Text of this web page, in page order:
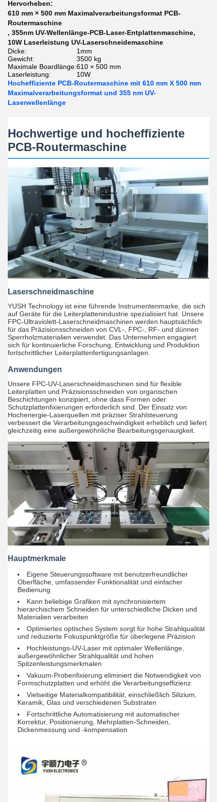
Hervorheben:
610 mm × 500 mm Maximalverarbeitungsformat PCB-
Routermaschine
, 355nm UV-Wellenlänge-PCB-Laser-Entplattenmaschine,
10W Laserleistung UV-Laserschneidemaschine
Dicke:
1mm
Gewicht:
3500 kg
Maximale Boardlänge:610 × 500 mm
Laserleistung:
10W
Hocheffiziente PCB-Routermaschine mit 610 mm X 500 mm
Maximalverarbeitungsformat und 355 nm UV-
Laserwellenlänge
Hochwertige und hocheffiziente
PCB-Routermaschine
Laserschneidmaschine
YUSH Technology ist eine führende Instrumentenmarke, die sich
auf Geräte für die Leiterplattenindustrie spezialisiert hat. Unsere
FPC-Ultraviolett-Laserschneidmaschinen werden hauptsächlich
für das Präzisionsschneiden von CVL-, FPC-, RF- und dünnen
Sperrholzmaterialien verwendet. Das Unternehmen engagiert
sich für kontinuierliche Forschung, Entwicklung und Produktion
fortschrittlicher Leiterplattenfertigungsanlagen.
Anwendungen
Unsere FPC-UV-Laserschneidmaschinen sind für flexible
Leiterplatten und Präzisionsschneiden von organischen
Beschichtungen konzipiert, ohne dass Formen oder
Schutzplattenfixierungen erforderlich sind. Der Einsatz von
Hochenergie-Laserquellen mit präziser Strahlsteuerung
verbessert die Verarbeitungsgeschwindigkeit erheblich und liefert
gleichzeitig eine außergewöhnliche Bearbeitungsgenauigkeit.
Hauptmerkmale
Eigene Steuerungssoftware mit benutzerfreundlicher
Oberfläche, umfassender Funktionalität und einfacher
Bedienung
Kann beliebige Grafiken mit synchronisiertem
hierarchischem Schneiden für unterschiedliche Dicken und
Materialien verarbeiten
Optimiertes optisches System sorgt für hohe Strahlqualität
und reduzierte Fokuspunktgröße für überlegene Präzision
Hochleistungs-UV-Laser mit optimaler Wellenlänge,
außergewöhnlicher Strahlqualität und hohen
Spitzenleistungsmerkmalen
Vakuum-Probenfixierung eliminiert die Notwendigkeit von
Formschutzplatten und erhöht die Verarbeitungseffizienz
Vielseitige Materialkompatibilität, einschließlich Silizium,
Keramik, Glas und verschiedenen Substraten
Fortschrittliche Automatisierung mit automatischer
Korrektur, Positionierung, Mehrplatten-Schneiden,
Dickenmessung und -kompensation